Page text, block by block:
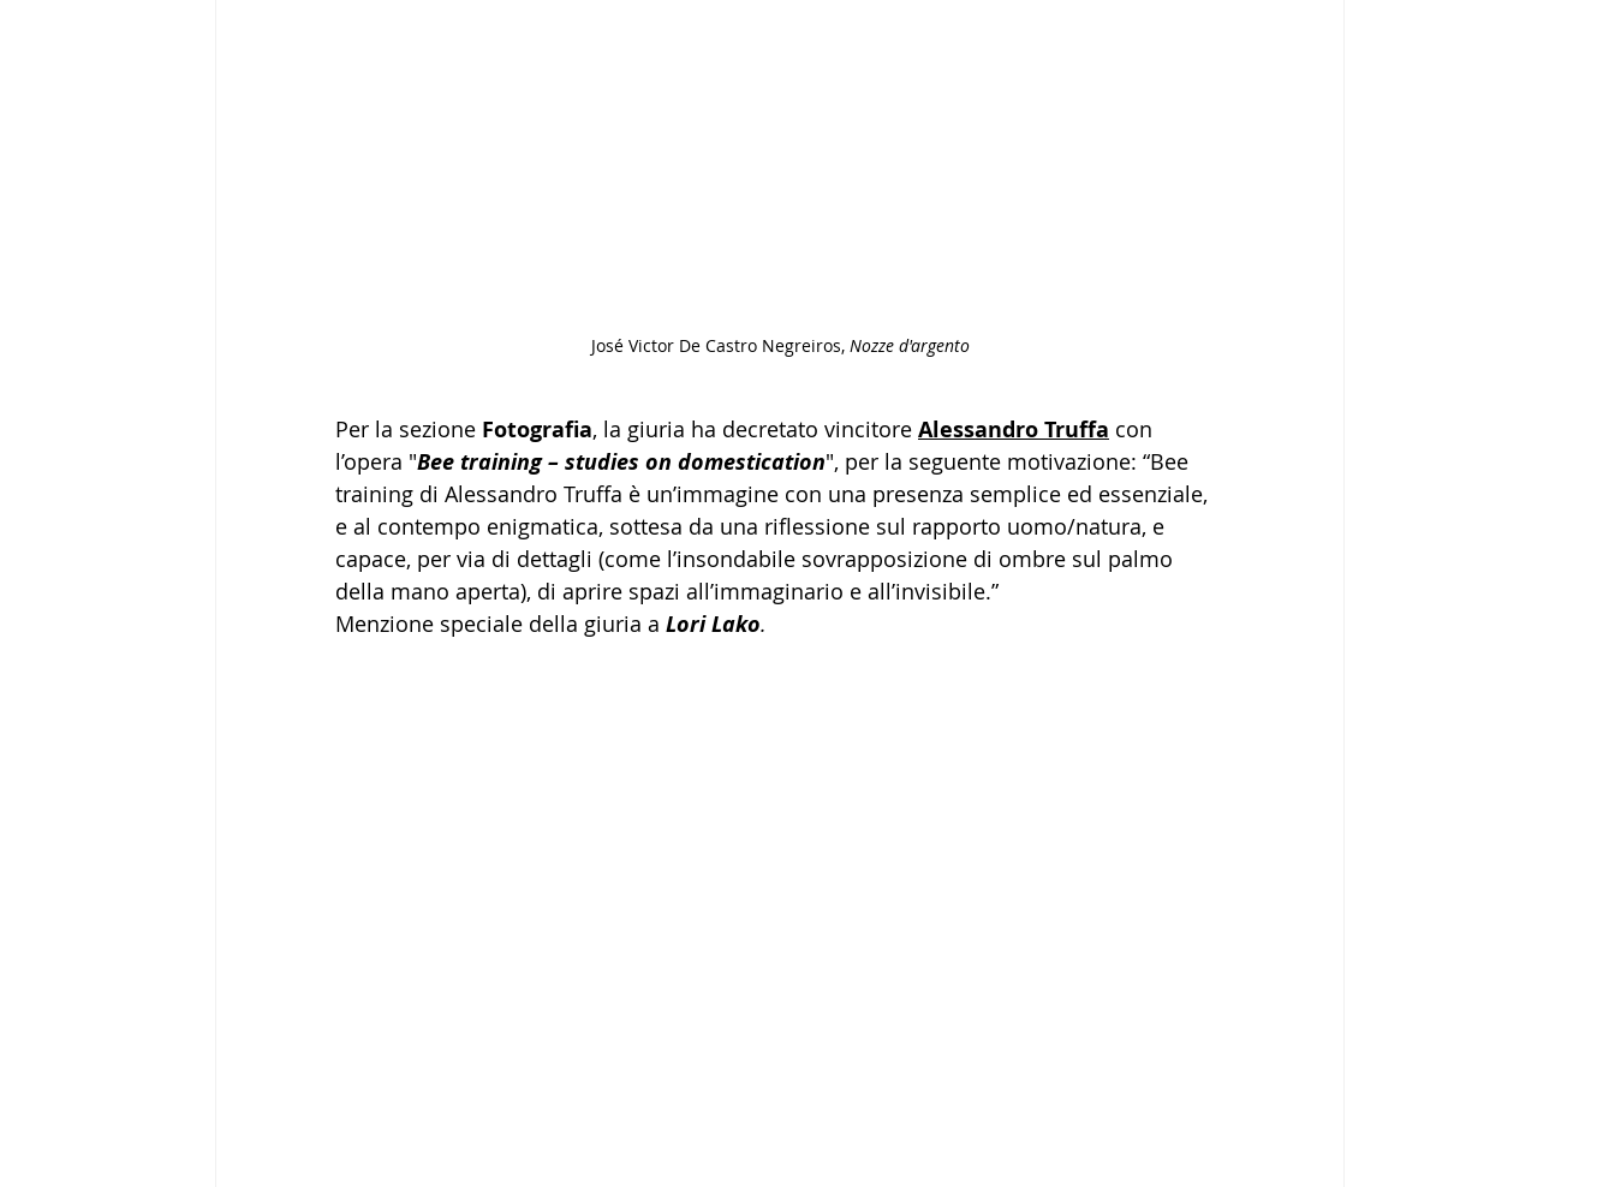
José Victor De Castro Negreiros, Nozze d'argento
Per la sezione Fotografia, la giuria ha decretato vincitore Alessandro Truffa con
l’opera "Bee training – studies on domestication", per la seguente motivazione: “Bee
training di Alessandro Truffa è un’immagine con una presenza semplice ed essenziale,
e al contempo enigmatica, sottesa da una riflessione sul rapporto uomo/natura, e
capace, per via di dettagli (come l’insondabile sovrapposizione di ombre sul palmo
della mano aperta), di aprire spazi all’immaginario e all’invisibile.”
Menzione speciale della giuria a Lori Lako.